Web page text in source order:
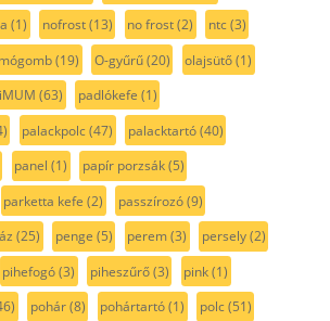
(1) nofrost(13) no frost(2) ntc(3)
(19) O-gyűrű(20) olajsütő(1)
(63) padlókefe (1)
palackpolc(47) palacktartó(40)
panel (1) papír porzsák(5)
parketta kefe (2) passzírozó(9)
(25) penge (5) perem(3) persely(2)
pihefogó(3) piheszűrő(3) pink(1)
pohár(8) pohártartó(1) polc(51)